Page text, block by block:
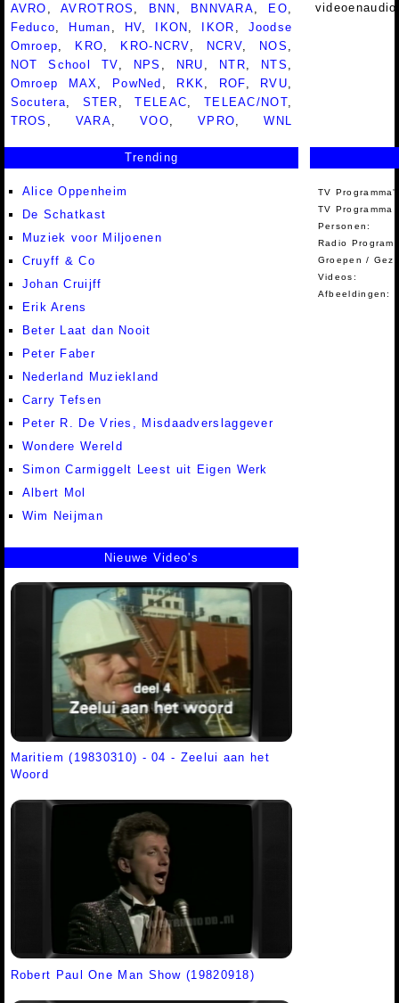
AVRO ,AVROTROS , BNN , BNNVARA, EO,
Feduco, Human , HV, IKON , IKOR , Joodse
Omroep, KRO, KRO-NCRV, NCRV, NOS ,
NOT School TV, NPS , NRU , NTR, NTS ,
Omroep MAX, PowNed , RKK, ROF, RVU,
Socutera, STER ,TELEAC, TELEAC/NOT,
TROS , VARA,VOO,VPRO,WNL
Trending
Alice Oppenheim
De Schatkast
Muziek voor Miljoenen
Cruyff & Co
Johan Cruijff
Erik Arens
Beter Laat dan Nooit
Peter Faber
Nederland Muziekland
Carry Tefsen
Peter R. De Vries, Misdaadverslaggever
Wondere Wereld
Simon Carmiggelt Leest uit Eigen Werk
Albert Mol
Wim Neijman
TV
TV Programma
Personen:
Radio
Groepen /
Videos:
Afbeeldingen:
Nieuwe Video's
Maritiem (19830310) - 04 - Zeelui aan het
Woord
Robert Paul One Man Show (19820918)